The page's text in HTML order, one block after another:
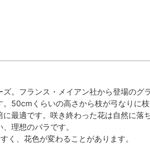
。フランス・メイアン社から登場の
50cmくらいの高さから枝が弓なりに
最適です。咲き終わった花は自然に
理想のバラです。
く、花色が変わることがあります。